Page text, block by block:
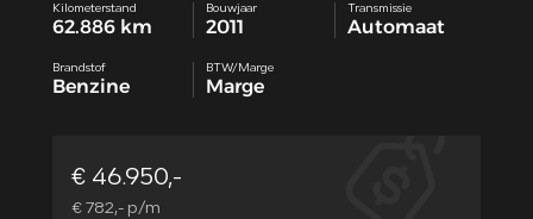
Kilometerstand
62.886 km
Bouwjaar
2011
Transmissie
Automaat
Brandstof
Benzine
BTW/Marge
Marge
€ 46.950,-
€ 782,- p/m